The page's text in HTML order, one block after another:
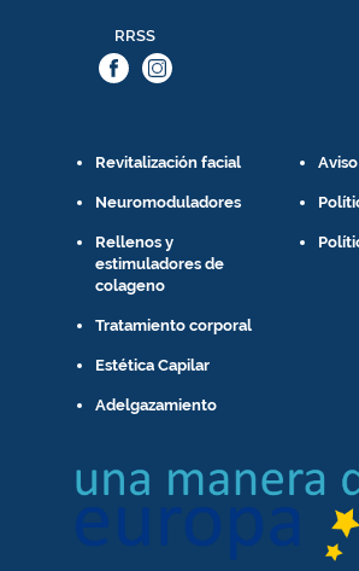
RRSS
Revitalización facial
Neuromoduladores
Rellenos y
estimuladores de
colageno
Tratamiento corporal
Estética Capilar
Adelgazamiento